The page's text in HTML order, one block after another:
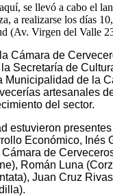
se llevó a cabo el
a realizarse los días
(Av. Virgen del Valle
Cámara de
Secretaría de
Municipalidad de la
artesanales
del sector.
estuvieron
Económico, Inés
de
Román Luna
Juan Cruz